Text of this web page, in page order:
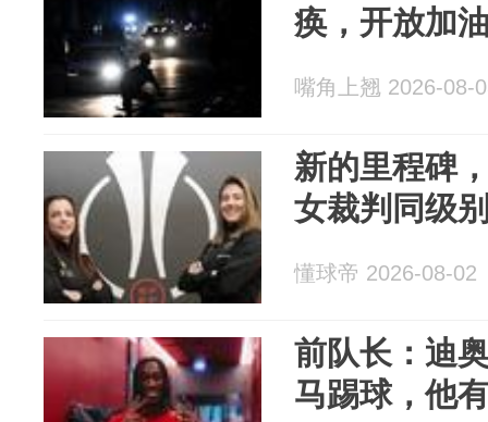
痪，开放加
嘴角上翘 2026-08-
新的里程碑
女裁判同级
懂球帝 2026-08-02
前队长：迪
马踢球，他